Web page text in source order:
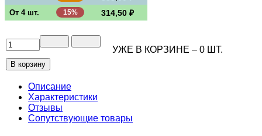
От 4 шт. 15% 314,50 ₽
УЖЕ В КОРЗИНЕ – 0 ШТ.
Описание
Характеристики
Отзывы
Сопутствующие товары